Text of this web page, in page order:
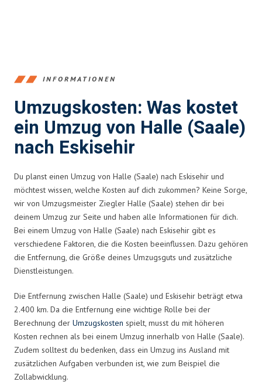
INFORMATIONEN
Umzugskosten: Was kostet
ein Umzug von Halle (Saale)
nach Eskisehir
Du planst einen Umzug von Halle (Saale) nach Eskisehir und
möchtest wissen, welche Kosten auf dich zukommen? Keine Sorge,
wir von Umzugsmeister Ziegler Halle (Saale) stehen dir bei
deinem Umzug zur Seite und haben alle Informationen für dich.
Bei einem Umzug von Halle (Saale) nach Eskisehir gibt es
verschiedene Faktoren, die die Kosten beeinflussen. Dazu gehören
die Entfernung, die Größe deines Umzugsguts und zusätzliche
Dienstleistungen.
Die Entfernung zwischen Halle (Saale) und Eskisehir beträgt etwa
2.400 km. Da die Entfernung eine wichtige Rolle bei der
Berechnung der Umzugskosten spielt, musst du mit höheren
Kosten rechnen als bei einem Umzug innerhalb von Halle (Saale).
Zudem solltest du bedenken, dass ein Umzug ins Ausland mit
zusätzlichen Aufgaben verbunden ist, wie zum Beispiel die
Zollabwicklung.